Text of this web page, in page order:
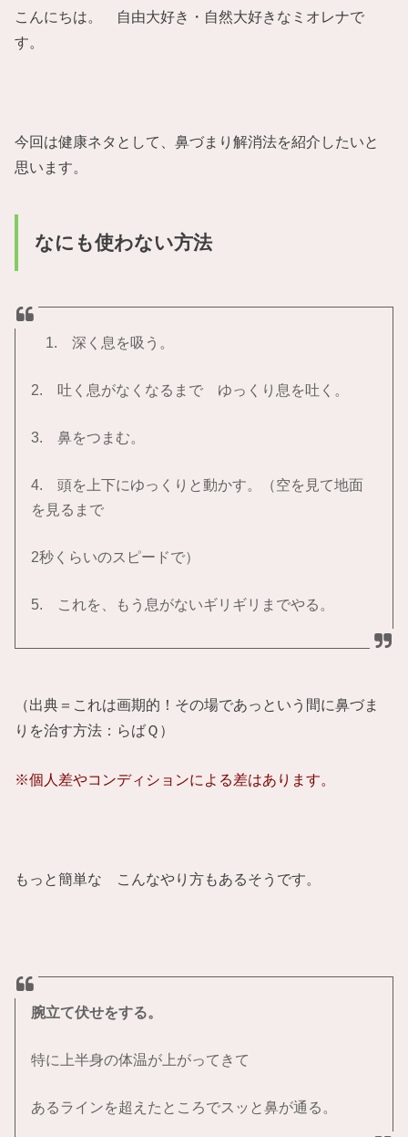
こんにちは。 自由大好き・自然大好きなミオレナで
す。
今回は健康ネタとして、鼻づまり解消法を紹介したいと
思います。
なにも使わない方法
1. 深く息を吸う。
2. 吐く息がなくなるまで ゆっくり息を吐く。
3. 鼻をつまむ。
4. 頭を上下にゆっくりと動かす。（空を見て地面
を見るまで
2秒くらいのスピードで）
5. これを、もう息がないギリギリまでやる。
（出典＝これは画期的！その場であっという間に鼻づま
りを治す方法：らばＱ）
※個人差やコンディションによる差はあります。
もっと簡単な こんなやり方もあるそうです。
腕立て伏せをする。
特に上半身の体温が上がってきて
あるラインを超えたところでスッと鼻が通る。